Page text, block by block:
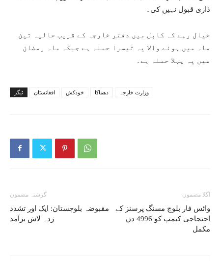
ذاری قبول نہیں کی۔
خیال رہے کہ کابل میں دفتر خارجہ کے قریب حالیہ تین
ماہ میں ہونے والا یہ تیسرا حملہ ہے جبکہ ماہ رمضان
میں یہ پہلا حملہ ہے۔
ٹیگز افغانستان خودکش دھماکا وزارت خارجہ
گزشتہ مضمون
مقبوضہ بلوچستان: ایک اور تشدد
زدہ لاش برآمد
اگلا مضمون
وائس فار بلوچ مسنگ پرسنز کے
احتجاجی کیمپ کو 4996 دن
مکمل